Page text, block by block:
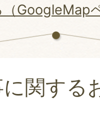
GoogleMap
関する